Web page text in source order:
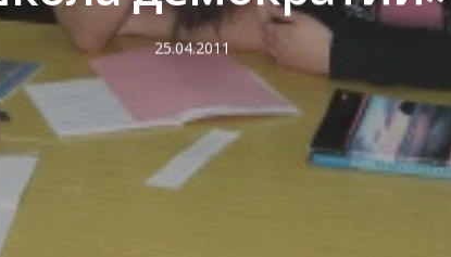
25.04.2011